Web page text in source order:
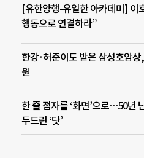
[유한양행-유일한 아카데미] 이
행동으로 연결하라”
한강·허준이도 받은 삼성호암
원
한 줄 점자를 ‘화면’으로…50년
두드린 ‘닷’